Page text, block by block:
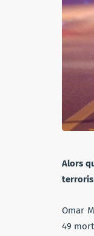
Alors
Omar
49